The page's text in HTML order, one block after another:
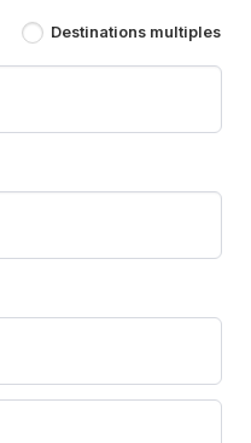
Destinations multiples